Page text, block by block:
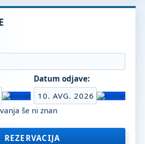
Datum odjave:
10. AVG. 2026
še ni znan
REZERVACIJA